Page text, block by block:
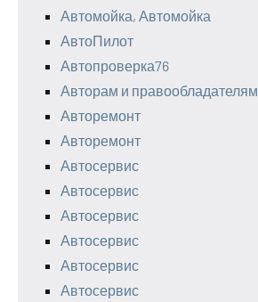
Автомойка, Автомойка
АвтоПилот
Автопроверка76
Авторам и правообладателям
Авторемонт
Авторемонт
Автосервис
Автосервис
Автосервис
Автосервис
Автосервис
Автосервис